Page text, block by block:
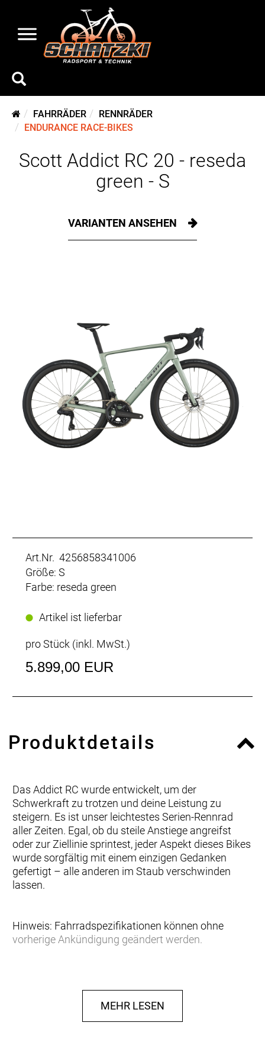
FAHRRÄDER
RENNRÄDER
ENDURANCE RACE-BIKES
Scott Addict RC 20 - reseda
green - S
VARIANTEN ANSEHEN
Art.Nr. 4256858341006
Größe: S
Farbe: reseda green
Artikel ist lieferbar
pro Stück (inkl. MwSt.)
5.899,00 EUR
Produktdetails
Das Addict RC wurde entwickelt, um der
Schwerkraft zu trotzen und deine Leistung zu
steigern. Es ist unser leichtestes Serien-Rennrad
aller Zeiten. Egal, ob du steile Anstiege angreifst
oder zur Ziellinie sprintest, jeder Aspekt dieses Bikes
wurde sorgfältig mit einem einzigen Gedanken
gefertigt – alle anderen im Staub verschwinden
lassen.
Hinweis: Fahrradspezifikationen können ohne
vorherige Ankündigung geändert werden.
Gabel: Addict RC HMX Flatmount Disc, 27.2mm
Eccentric Carbon steerer
MEHR LESEN